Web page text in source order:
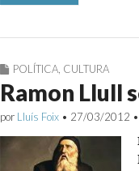
POLÍTICA, CULTURA
Ramon Llull
por Lluís Foix • 27/03/2012 •